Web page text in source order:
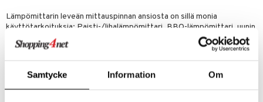
Samtycke Information Om
Lämpömittarin leveän mittauspinnan ansiosta on sillä monia
käyttötarkoituksia: Paisti-/lihalämpömittari, BBQ-lämpömittari, uunin
lämpötilanmittari, keittojen lämpötilamittari, kastikkeiden ja mm
leivontalämpömittari.
Nopea reaktio- ja mittausaika (ca 4-10 sekuntia)
& Peitot